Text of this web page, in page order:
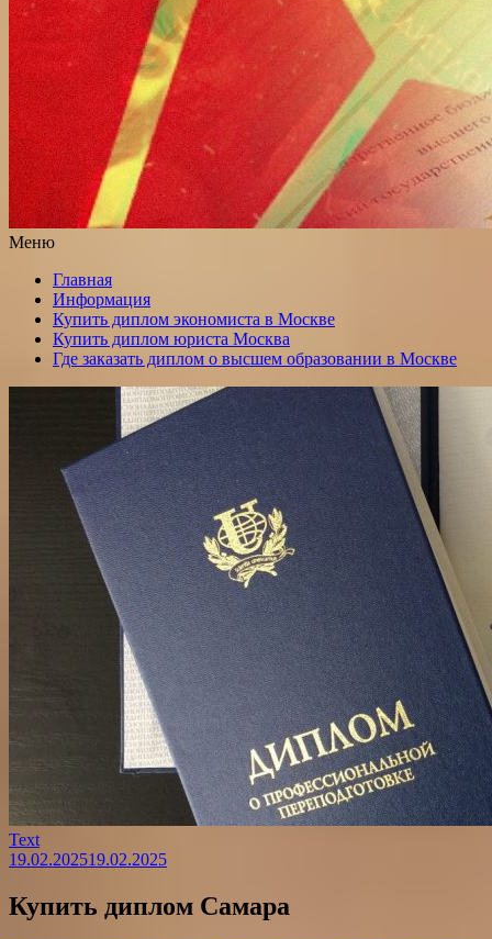
Меню
Главная
Информация
Купить диплом экономиста в Москве
Купить диплом юриста Москва
Где заказать диплом о высшем образовании в Москве
Text
19.02.202519.02.2025
Купить диплом Самара